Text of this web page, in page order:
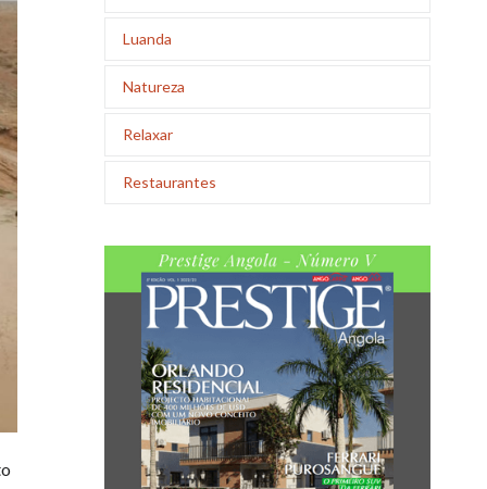
Luanda
Natureza
Relaxar
Restaurantes